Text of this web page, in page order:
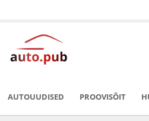
AUTOUUDISED PROOVISÕIT